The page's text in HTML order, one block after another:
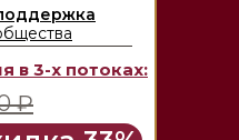
в 3-х потоках:
₽